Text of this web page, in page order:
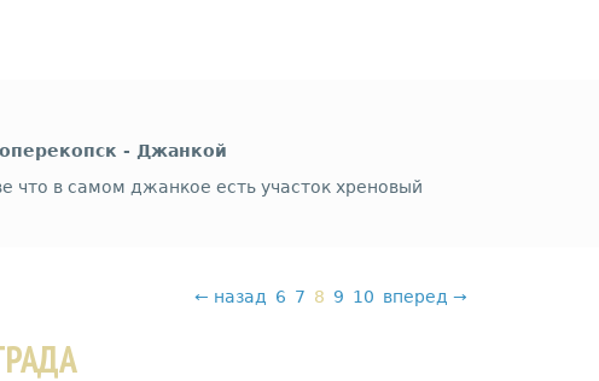
- Джанкой
что в самом джанкое есть участок хреновый
← назад 6 7 8 9 10 вперед →